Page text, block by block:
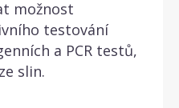
možnost
testování
a PCR testů,
slin.